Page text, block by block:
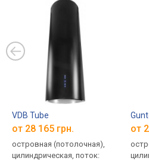
VDB Tube
от 28 165 грн.
островная (потолочная),
цилиндрическая, поток:
от